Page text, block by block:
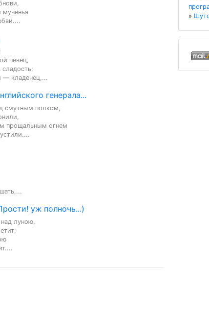
певец,
— кладенец,...
генерала...
смутным полком,
прощальным огнем
уж полночь...)
луною,
»